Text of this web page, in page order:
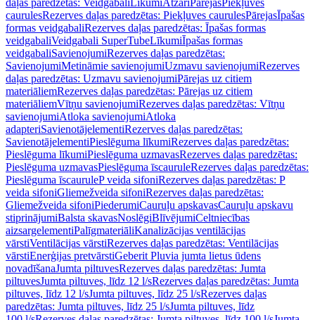
daļas paredzētas: Veidgabali LīkumiAtzari PārejasPiekļuves
caurulesRezerves daļas paredzētas: Piekļuves caurulesPārejasĪpašas
formas veidgabaliRezerves daļas paredzētas: Īpašas formas
veidgabaliVeidgabali SuperTubeLīkumiĪpašas formas
veidgabaliSavienojumiRezerves daļas paredzētas:
SavienojumiMetināmie savienojumiUzmavu savienojumiRezerves
daļas paredzētas: Uzmavu savienojumiPārejas uz citiem
materiāliemRezerves daļas paredzētas: Pārejas uz citiem
materiāliemVītņu savienojumiRezerves daļas paredzētas: Vītņu
savienojumiAtloka savienojumiAtloka
adapteriSavienotājelementiRezerves daļas paredzētas:
SavienotājelementiPieslēguma līkumiRezerves daļas paredzētas:
Pieslēguma līkumiPieslēguma uzmavasRezerves daļas paredzētas:
Pieslēguma uzmavasPieslēguma īscauruleRezerves daļas paredzētas:
Pieslēguma īscauruleP veida sifoniRezerves daļas paredzētas: P
veida sifoniGliemežveida sifoniRezerves daļas paredzētas:
Gliemežveida sifoniPiederumiCauruļu apskavasCauruļu apskavu
stiprinājumiBalsta skavasNoslēgiBlīvējumiCeltniecības
aizsargelementiPalīgmateriāliKanalizācijas ventilācijas
vārstiVentilācijas vārstiRezerves daļas paredzētas: Ventilācijas
vārstiEnerģijas pretvārstiGeberit Pluvia jumta lietus ūdens
novadīšanaJumta piltuvesRezerves daļas paredzētas: Jumta
piltuvesJumta piltuves, līdz 12 l/sRezerves daļas paredzētas: Jumta
piltuves, līdz 12 l/sJumta piltuves, līdz 25 l/sRezerves daļas
paredzētas: Jumta piltuves, līdz 25 l/sJumta piltuves, līdz